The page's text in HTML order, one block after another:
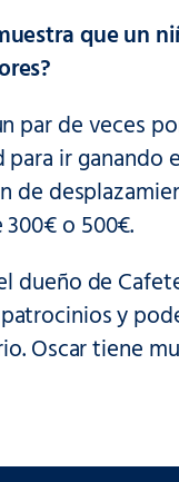
que un
par de veces
ir ganando
o 500€.
de
y
Oscar tiene